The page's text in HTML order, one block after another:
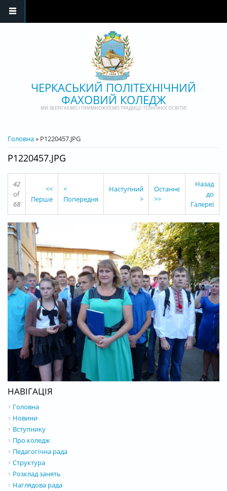
ЧЕРКАСЬКИЙ ПОЛІТЕХНІЧНИЙ
ФАХОВИЙ КОЛЕДЖ
МИ ЗБЕРІГАЄМО І ПРИМНОЖУЄМО ТРАДИЦІЇ ТЕХНІЧНОЇ ОСВІТИ!
ВИ Є ТУТ
Головна» P1220457.JPG
P1220457.JPG
42
of
68
<<
Перше
<
Попередня
Наступний
>
Останнє
>>
Назад
до
Галереї
НАВІГАЦІЯ
Головна
Новини
Вступнику
Про коледж
Педагогічна рада
Структура
Розклад занять
Наглядова рада